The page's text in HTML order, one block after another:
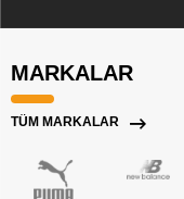
MARKALAR
TÜM MARKALAR